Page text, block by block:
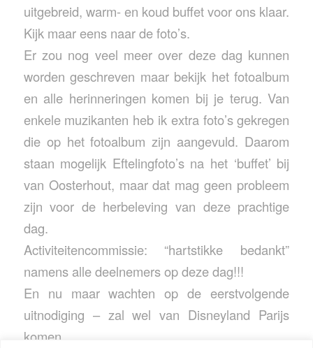
uitgebreid, warm- en koud buffet voor ons klaar.
Kijk maar eens naar de foto’s.
Er zou nog veel meer over deze dag kunnen
worden geschreven maar bekijk het fotoalbum
en alle herinneringen komen bij je terug. Van
enkele muzikanten heb ik extra foto’s gekregen
die op het fotoalbum zijn aangevuld. Daarom
staan mogelijk Eftelingfoto’s na het ‘buffet’ bij
van Oosterhout, maar dat mag geen probleem
zijn voor de herbeleving van deze prachtige
dag.
Activiteitencommissie: “hartstikke bedankt”
namens alle deelnemers op deze dag!!!
En nu maar wachten op de eerstvolgende
uitnodiging – zal wel van Disneyland Parijs
komen…